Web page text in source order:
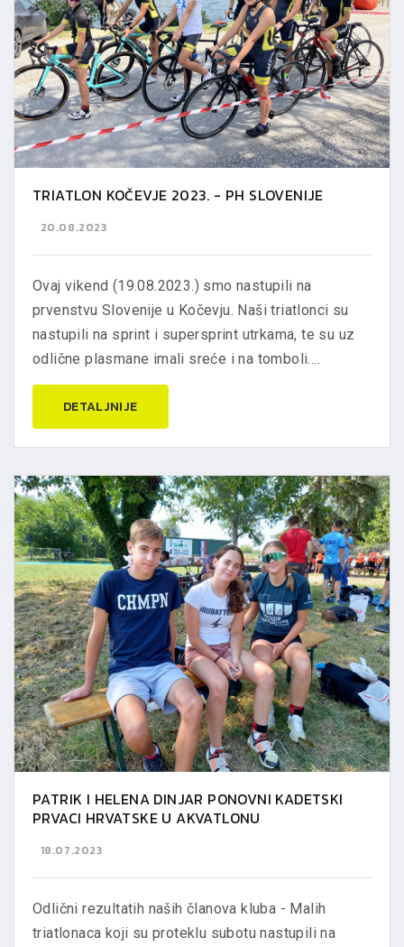
TRIATLON KOČEVJE 2023. - PH SLOVENIJE
20.08.2023
Ovaj vikend (19.08.2023.) smo nastupili na
prvenstvu Slovenije u Kočevju. Naši triatlonci su
nastupili na sprint i supersprint utrkama, te su uz
odlične plasmane imali sreće i na tomboli....
DETALJNIJE
PATRIK I HELENA DINJAR PONOVNI KADETSKI
PRVACI HRVATSKE U AKVATLONU
18.07.2023
Odlični rezultatih naših članova kluba - Malih
triatlonaca koji su proteklu subotu nastupili na